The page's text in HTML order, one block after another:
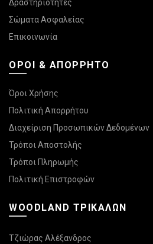
Δραστηριότητες
Σώματα Ασφαλείας
Επικοινωνία
ΌΡΟΙ & ΑΠΌΡΡΗΤΟ
Όροι Χρήσης
Πολιτική Απορρήτου
Διαχείριση Προσωπικών Δεδομένων
Τρόποι Αποστολής
Τρόποι Πληρωμής
Πολιτική Επιστροφών
WOODLAND ΤΡΙΚΆΛΩΝ
Τζιώρας Αλέξανδρος